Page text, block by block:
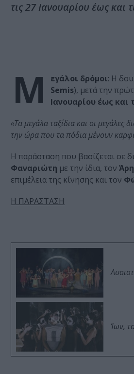
τις 27 Ιανουαρίου έως και
Μ εγάλοι δρόμοι: Η
Semis), μετά την
Ιανουαρίου έως και
«Τα μεγάλα ταξίδια και οι
την ώρα που τα πόδια μένουν
Η παράσταση που βασίζεται σε
Φαναριώτη με την ίδια, τον
επιμέλεια της κίνησης και τον
Η ΠΑΡΑΣΤΑΣΗ
Ίων,